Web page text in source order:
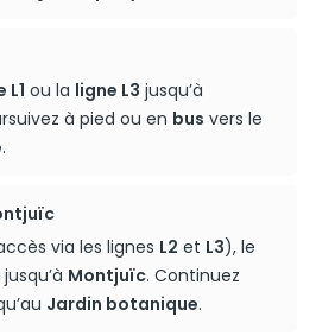
L1 ou la ligne L3 jusqu’à
à pied ou en bus vers le
.
via les lignes L2 et L3), le
Montjuïc. Continuez
Jardin botanique.